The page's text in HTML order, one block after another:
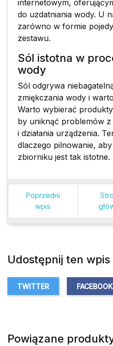
internetowym,
do uzdatniania wody. U
zarówno w formie
zestawu.
Sól istotna w
wody
Sól odgrywa
zmiękczania wody i
Warto wybierać
by uniknąć problemów
i działania urządzenia.
dlaczego pilnowanie,
zbiorniku jest tak istotne.
Poprzedni
wpis
Udostępnij ten wpis
TWITTER FACEBOOK
Powiązane